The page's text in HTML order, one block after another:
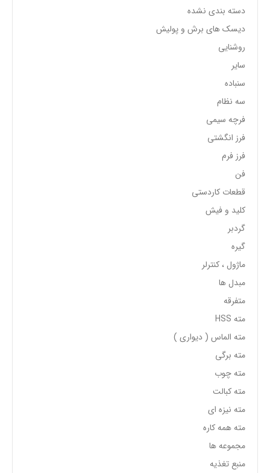
دسته بندی نشده
دیسک های برش و پولیش
روشنایی
سایر
سنباده
سه نظام
فرچه سیمی
فرز انگشتی
فرز فرم
فن
قطعات کاردستی
کلید و فیش
گردبر
گیره
ماژول ، کنترلر
مبدل ها
متفرقه
مته HSS
مته الماس ( دیواری )
مته برگی
مته چوب
مته کبالت
مته نیزه ای
مته همه کاره
مجموعه ها
منبع تغذیه